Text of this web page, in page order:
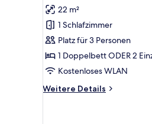
Doppel-
oder
-
Zweibettzimmer
anzeigen
22 m²
1 Schlafzimmer
Platz für 3 Personen
1 Doppelbett ODER 2
Kostenloses WLAN
Weitere Details
Weitere